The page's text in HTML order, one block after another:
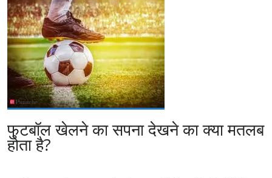
फुटबॉल खेलने का सपना देखने का क्या मतलब
होता है?